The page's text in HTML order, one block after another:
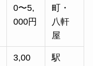
0〜5,
000円
町・
八軒
屋
3,00
駅